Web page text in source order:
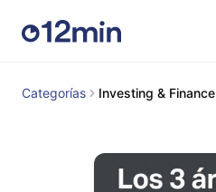
Categorías Investing & Finance